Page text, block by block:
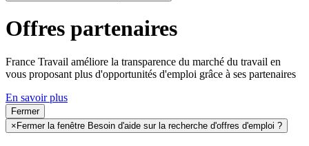
Offres partenaires
France Travail améliore la transparence du marché du travail en
vous proposant plus d'opportunités d'emploi grâce à ses partenaires
En savoir plus
Fermer
× Fermer la fenêtre Besoin d'aide sur la recherche d'offres d'emploi ?